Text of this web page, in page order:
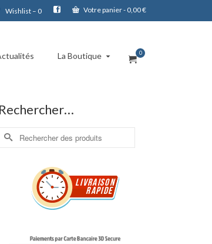
Wishlist – 0 Votre panier- 0,00€
La Boutique 0
Rechercher…
Rechercher :